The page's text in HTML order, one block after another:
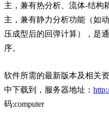
主，兼有热分析、流体-结构
主，兼有静力分析功能（如
压成型后的回弹计算），是
序。
软件所需的最新版本及相关
中下载到，服务器地址：
码:computer